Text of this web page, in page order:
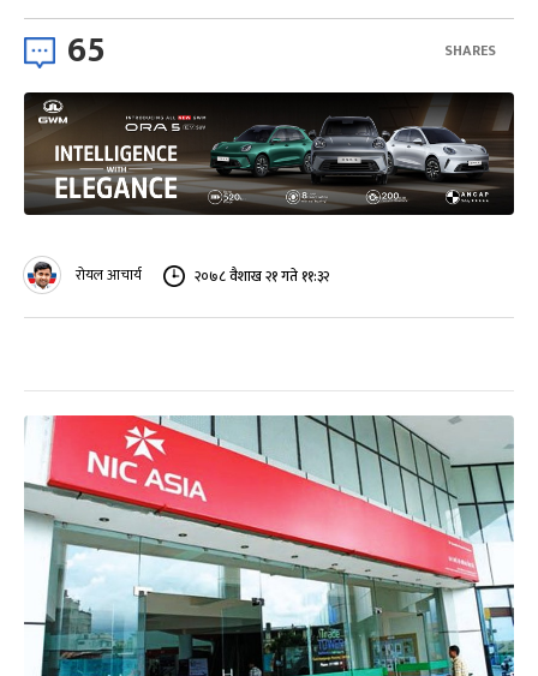
65 SHARES
रोयल आचार्य २०७८ वैशाख २१ गते ११:३२